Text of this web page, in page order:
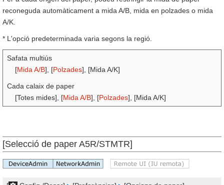
reconeguda automàticament a mida A/B, mida en polzades o mida
A/K.
* L'opció predeterminada varia segons la regió.
Safata multiús
[Mida A/B], [Polzades], [Mida A/K]
Cada calaix de paper
[Totes mides], [Mida A/B], [Polzades], [Mida A/K]
[Selecció de paper A5R/STMTR]